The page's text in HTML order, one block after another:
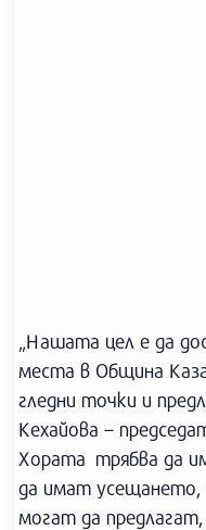
„Нашата цел е да
места в Община
гледни точки и
Кехайова –
Хората трябва да
да имат
могат да